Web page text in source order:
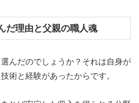
だ理由と父親の職人魂
んだのでしょうか？それは自身が
術と経験があったからです。